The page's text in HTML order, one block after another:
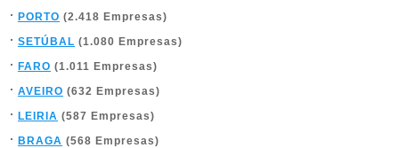
PORTO (2.418 Empresas)
SETÚBAL (1.080 Empresas)
FARO (1.011 Empresas)
AVEIRO (632 Empresas)
LEIRIA (587 Empresas)
BRAGA (568 Empresas)